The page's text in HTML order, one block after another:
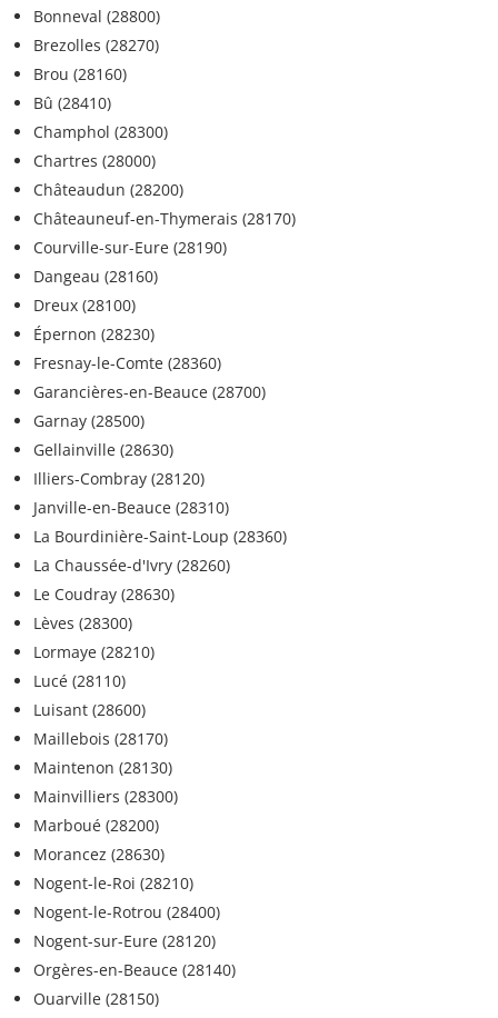
Bonneval (28800)
Brezolles (28270)
Brou (28160)
Bû (28410)
Champhol (28300)
Chartres (28000)
Châteaudun (28200)
Châteauneuf-en-Thymerais (28170)
Courville-sur-Eure (28190)
Dangeau (28160)
Dreux (28100)
Épernon (28230)
Fresnay-le-Comte (28360)
Garancières-en-Beauce (28700)
Garnay (28500)
Gellainville (28630)
Illiers-Combray (28120)
Janville-en-Beauce (28310)
La Bourdinière-Saint-Loup (28360)
La Chaussée-d'Ivry (28260)
Le Coudray (28630)
Lèves (28300)
Lormaye (28210)
Lucé (28110)
Luisant (28600)
Maillebois (28170)
Maintenon (28130)
Mainvilliers (28300)
Marboué (28200)
Morancez (28630)
Nogent-le-Roi (28210)
Nogent-le-Rotrou (28400)
Nogent-sur-Eure (28120)
Orgères-en-Beauce (28140)
Ouarville (28150)